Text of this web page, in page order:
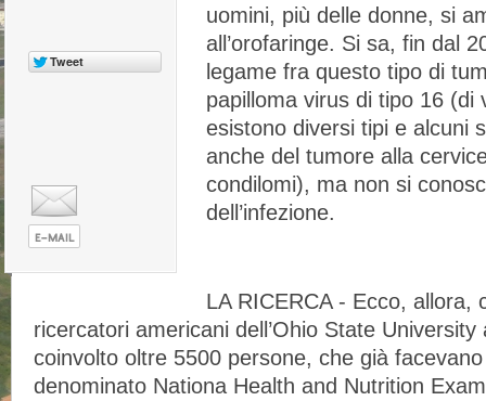
uomini, più delle donne, si
all’orofaringe. Si sa, fin dal
legame fra questo tipo di
papilloma virus di tipo 16 (di
esistono diversi tipi e alcuni
anche del tumore alla
condilomi), ma non si
dell’infezione.
LA RICERCA - Ecco, allora,
ricercatori americani dell’Ohio State
coinvolto oltre 5500 persone, che già
denominato Nationa Health and Nutrition